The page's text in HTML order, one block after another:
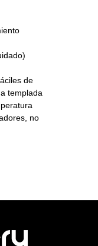
de
templada
no